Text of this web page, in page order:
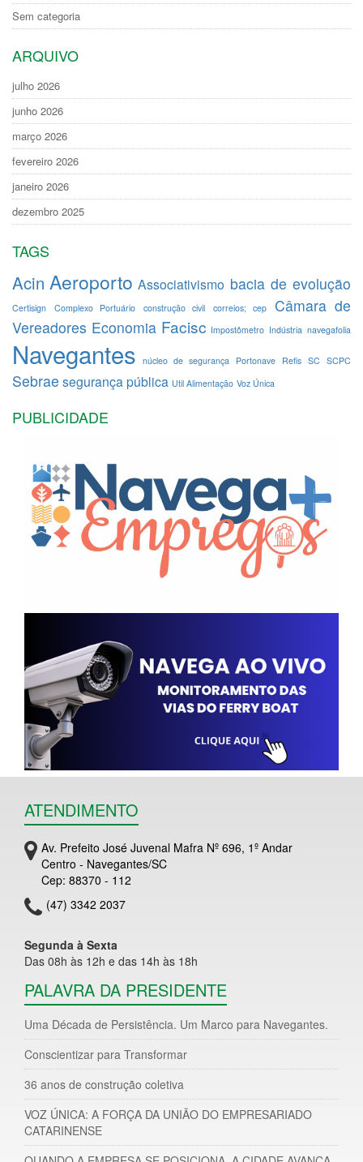
Sem categoria
ARQUIVO
julho 2026
junho 2026
março 2026
fevereiro 2026
janeiro 2026
dezembro 2025
TAGS
Acin Aeroporto Associativismo bacia de evolução
Certisign Complexo Portuário construção civil correios; cep
Câmara de
Vereadores Economia Facisc Impostômetro Indústria navegafolia
Navegantes núcleo de segurança Portonave Refis SC SCPC
Sebrae segurança pública Util Alimentação Voz Única
PUBLICIDADE
ATENDIMENTO
Av. Prefeito José Juvenal Mafra Nº 696, 1º Andar
Centro - Navegantes/SC
Cep: 88370 - 112
(47) 3342 2037
Segunda à Sexta
Das 08h às 12h e das 14h às 18h
PALAVRA DA PRESIDENTE
Uma Década de Persistência. Um Marco para Navegantes.
Conscientizar para Transformar
36 anos de construção coletiva
VOZ ÚNICA: A FORÇA DA UNIÃO DO EMPRESARIADO
CATARINENSE